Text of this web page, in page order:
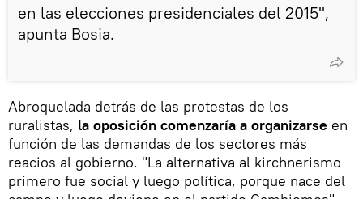
en las elecciones presidenciales del 2015",
apunta Bosia.
Abroquelada detrás de las protestas de los
ruralistas, la oposición comenzaría a organizarse en
función de las demandas de los sectores más
reacios al gobierno. "La alternativa al kirchnerismo
primero fue social y luego política, porque nace del